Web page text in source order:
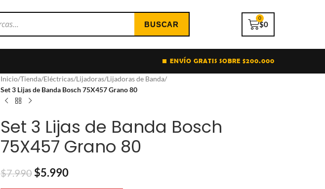
$0
0
ENVÍO GRATIS SOBRE $200.000
Inicio/Tienda/Eléctricas/Lijadoras/Lijadoras de Banda/
Set 3 Lijas de Banda Bosch 75X457 Grano 80
Set 3 Lijas de Banda Bosch
75X457 Grano 80
$7.990 $5.990